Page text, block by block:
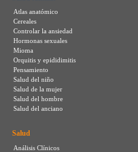
Atlas anatómico
Cereales
Controlar la ansiedad
Hormonas sexuales
Mioma
Orquitis y epididimitis
Pensamiento
Salud del niño
Salud de la mujer
Salud del hombre
Salud del anciano
Salud
Análisis Clínicos